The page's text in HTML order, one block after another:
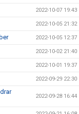
2022-10-07 19:43
2022-10-05 21:32
2022-10-05 12:37
2022-10-02 21:40
2022-10-01 19:37
2022-09-29 22:30
2022-09-28 16:44